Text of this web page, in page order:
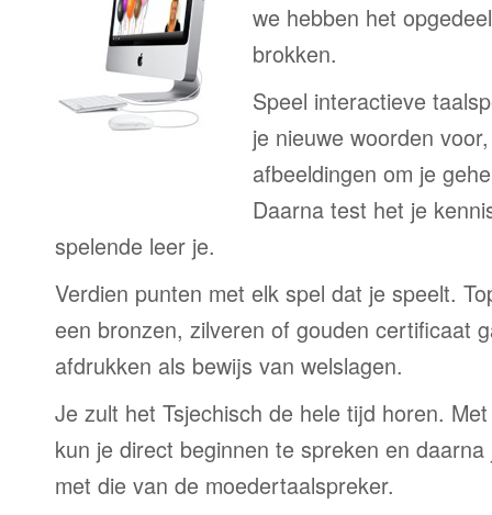
we hebben het
brokken.
Speel interactieve
je nieuwe woorden
afbeeldingen om je
Daarna test het je
spelende leer je.
Verdien punten met elk spel dat je speelt.
een bronzen, zilveren of gouden certificaat
afdrukken als bewijs van welslagen.
Je zult het Tsjechisch de hele tijd horen.
kun je direct beginnen te spreken en
met die van de moedertaalspreker.